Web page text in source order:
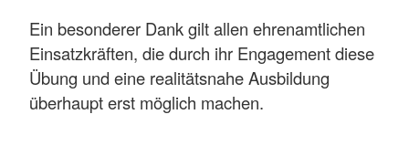
Ein besonderer Dank gilt allen ehrenamtlichen
Einsatzkräften, die durch ihr Engagement diese
Übung und eine realitätsnahe Ausbildung
überhaupt erst möglich machen.